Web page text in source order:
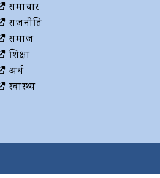
समाचार
राजनीति
समाज
शिक्षा
अर्थ
स्वास्थ्य